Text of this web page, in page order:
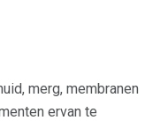
merg, membranen
ervan te